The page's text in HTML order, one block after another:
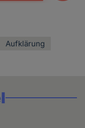
Aufklärung